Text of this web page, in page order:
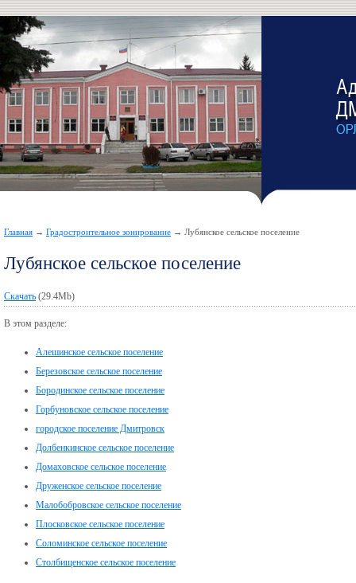
Главная → Градостроительное зонирование → Лубянское сельское поселение
Лубянское сельское поселение
Скачать (29.4Mb)
В этом разделе:
Алешинское сельское поселение
Березовское сельское поселение
Бородинское сельское поселение
Горбуновское сельское поселение
городское поселение Дмитровск
Долбенкинское сельское поселение
Домаховское сельское поселение
Друженское сельское поселение
Малобобровское сельское поселение
Плосковское сельское поселение
Соломинское сельское поселение
Столбищенское сельское поселение